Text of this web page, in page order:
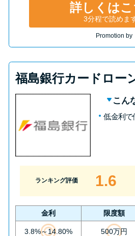
詳しくはこ
3分程で読めま
Promotion by
福島銀行カードロー
こん
低金利で
ランキング評価 1.6
金利 限度額
3.8%～14.80% 500万円